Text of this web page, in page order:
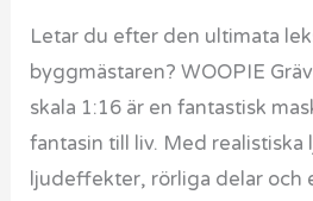
Letar du efter den ultimata
byggmästaren? WOOPIE
skala 1:16 är en fantastisk
fantasin till liv. Med realistiska
ljudeffekter, rörliga delar och